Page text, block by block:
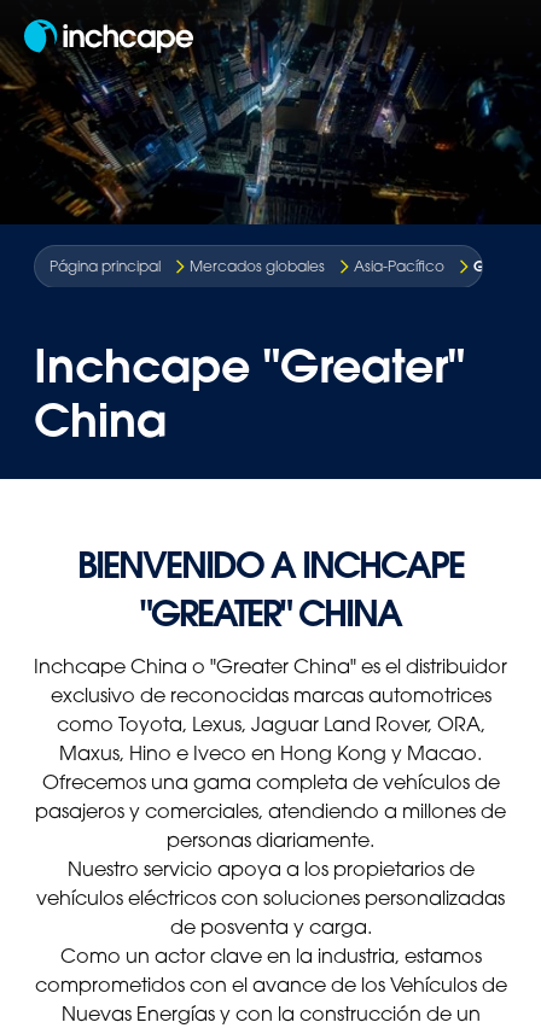
Página principal Mercados globales Asia-Pacífico Gran
Inchcape "Greater"
China
BIENVENIDO A INCHCAPE
"GREATER" CHINA
Inchcape China o "Greater China" es el distribuidor
exclusivo de reconocidas marcas automotrices
como Toyota, Lexus, Jaguar Land Rover, ORA,
Maxus, Hino e Iveco en Hong Kong y Macao.
Ofrecemos una gama completa de vehículos de
pasajeros y comerciales, atendiendo a millones de
personas diariamente.
Nuestro servicio apoya a los propietarios de
vehículos eléctricos con soluciones personalizadas
de posventa y carga.
Como un actor clave en la industria, estamos
comprometidos con el avance de los Vehículos de
Nuevas Energías y con la construcción de un